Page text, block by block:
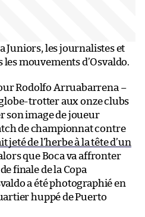
Juniors, les journalistes et
mouvements d’Osvaldo.
Rodolfo Arruabarrena –
trotter aux onze clubs
son image de joueur
de championnat contre
jeté de l’herbe à la tête d’un
que Boca va affronter
finale de la Copa
a été photographié en
huppé de Puerto